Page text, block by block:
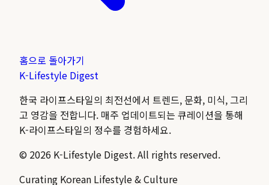
홈으로 돌아가기
K-Lifestyle Digest
한국 라이프스타일의 최전선에서 트렌드, 문화, 미식, 그리
고 영감을 전합니다. 매주 업데이트되는 큐레이션을 통해
K-라이프스타일의 정수를 경험하세요.
© 2026 K-Lifestyle Digest. All rights reserved.
Curating Korean Lifestyle & Culture